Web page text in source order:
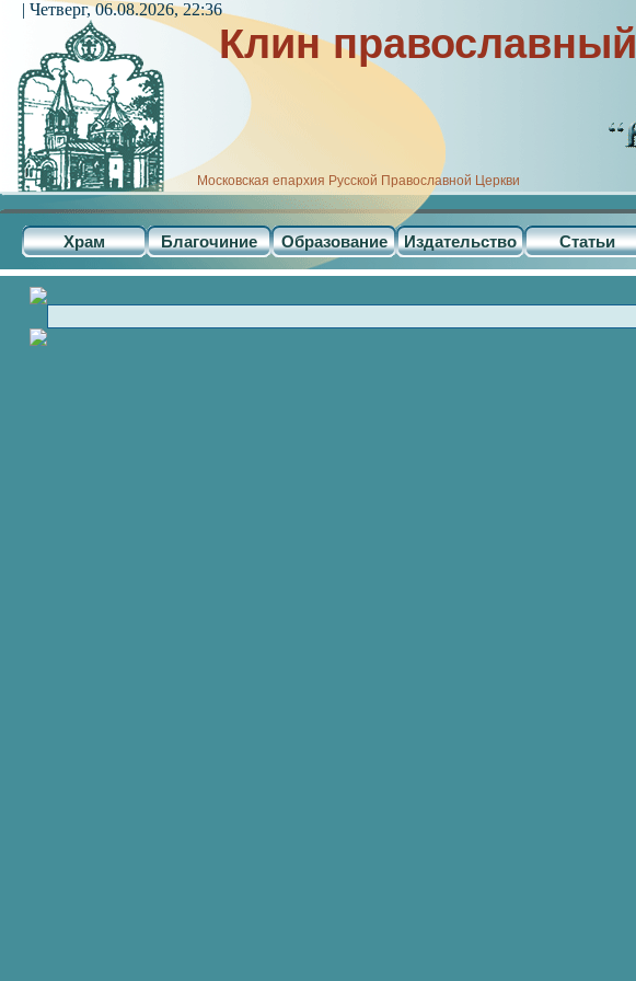
Клин православный
Московская епархия Русской Православной Церкви
Храм Благочиние Образование Издательство Статьи
| Четверг, 06.08.2026, 22:36